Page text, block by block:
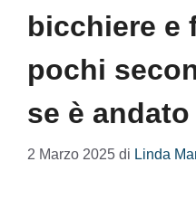
bicchiere e
pochi
se è andato
2 Marzo 2025 di Linda